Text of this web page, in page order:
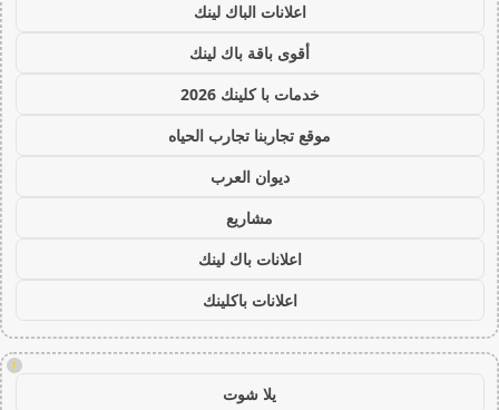
اعلانات الباك لينك
أقوى باقة باك لينك
خدمات با كلينك 2026
موقع تجاربنا تجارب الحياه
ديوان العرب
مشاريع
اعلانات باك لينك
اعلانات باكلينك
!
يلا شوت